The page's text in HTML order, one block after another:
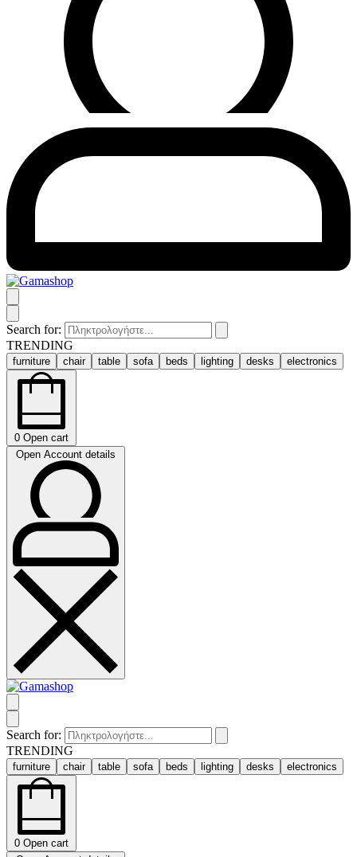
Search for:
TRENDING
furniture chair table sofa beds lighting desks electronics
0 Open cart
Open Account details
Search for:
TRENDING
furniture chair table sofa beds lighting desks electronics
0 Open cart